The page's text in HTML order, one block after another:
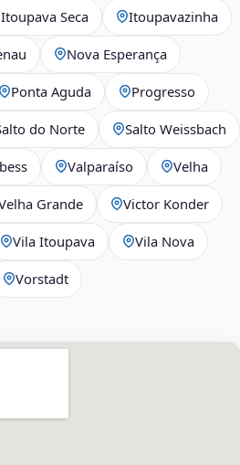
Itoupava Seca Itoupavazinha
Nova Esperança
Ponta Aguda Progresso
do Norte Salto Weissbach
Valparaíso Velha
Grande Victor Konder
Vila Itoupava Vila Nova
Vorstadt